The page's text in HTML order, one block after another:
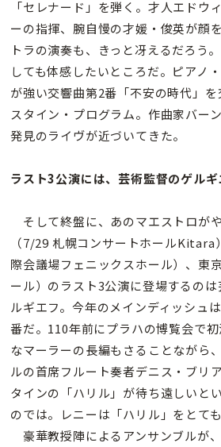
「セレナード」を弾く。才人エドウ
ーの指揮、腕自慢の才媛・俊英が顔
トラの演奏も、きっと冴えるだろう
しても体感したいところだ。ピアノ
が強い交響曲第2番「不安の時代」
スタイン・プログラム。作曲家バー
発見のライヴが近づいてきた。
ラスト3公演には、芸術監督のゲル
そして終盤に、あのマエストロが
（7/29 札幌コンサートホール
際会議場フェニックスホール）、東
ール）のラスト3公演に登場するの
ルギエフ。今年のメインディッシュ
番だ。110年前にプラハの博覧会で
なマーラーの長編もさることながら
ルの首席フルート奏者デニス・ブリ
タインの「ハリル」が待ち遠しいと
のでは。レニーは「ハリル」をとて
豪華教授陣によるアンサンブルが